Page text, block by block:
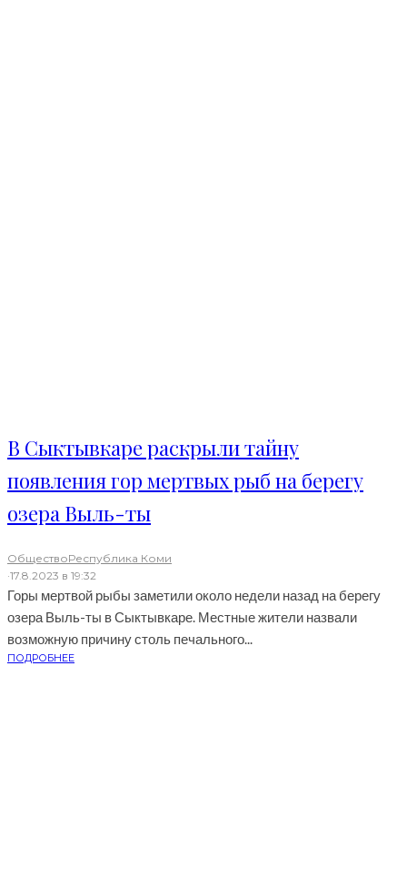
В Сыктывкаре раскрыли тайну
появления гор мертвых рыб на берегу
озера Выль-ты
ОбществоРеспублика Коми
·17.8.2023 в 19:32
Горы мертвой рыбы заметили около недели назад на берегу
озера Выль-ты в Сыктывкаре. Местные жители назвали
возможную причину столь печального...
ПОДРОБНЕЕ